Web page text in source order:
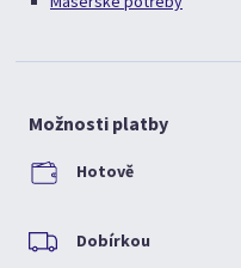
Možnosti platby
Hotově
Dobírkou